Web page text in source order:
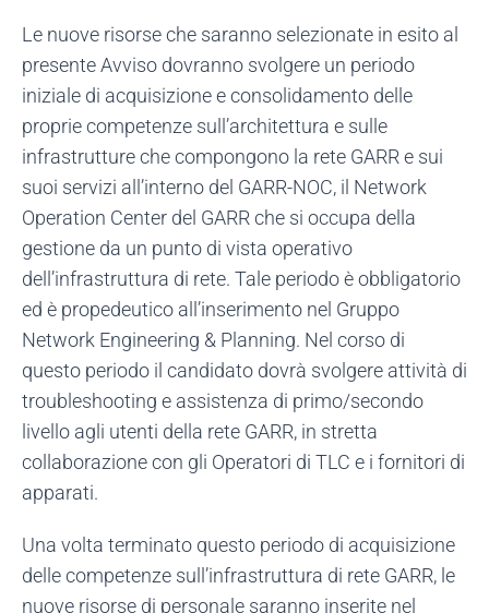
Le nuove risorse che saranno selezionate in esito al
presente Avviso dovranno svolgere un periodo
iniziale di acquisizione e consolidamento delle
proprie competenze sull’architettura e sulle
infrastrutture che compongono la rete GARR e sui
suoi servizi all’interno del GARR-NOC, il Network
Operation Center del GARR che si occupa della
gestione da un punto di vista operativo
dell’infrastruttura di rete. Tale periodo è obbligatorio
ed è propedeutico all’inserimento nel Gruppo
Network Engineering & Planning. Nel corso di
questo periodo il candidato dovrà svolgere attività di
troubleshooting e assistenza di primo/secondo
livello agli utenti della rete GARR, in stretta
collaborazione con gli Operatori di TLC e i fornitori di
apparati.
Una volta terminato questo periodo di acquisizione
delle competenze sull’infrastruttura di rete GARR, le
nuove risorse di personale saranno inserite nel